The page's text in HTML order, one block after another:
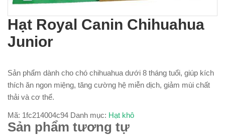
Hạt Royal Canin Chihuahua
Junior
Sản phẩm dành cho chó chihuahua dưới 8 tháng tuổi, giúp kích
thích ăn ngon miệng, tăng cường hệ miễn dịch, giảm mùi chất
thải và cơ thể.
Mã: 1fc214004c94 Danh mục: Hạt khô
Sản phẩm tương tự